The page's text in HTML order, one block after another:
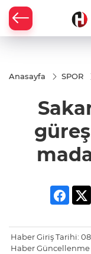
Anasayfa SPOR
Haber Giriş Tarihi:
Haber Güncellenme